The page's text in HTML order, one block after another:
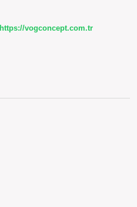
https://vogconcept.com.tr